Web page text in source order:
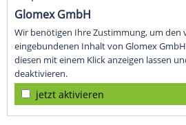
Glomex GmbH
Wir benötigen Ihre Zustimmung, um den
eingebundenen Inhalt von Glomex
diesen mit einem Klick anzeigen lassen
deaktivieren.
jetzt aktivieren